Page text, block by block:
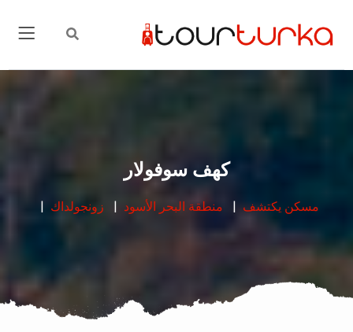
كهف سوفولار
مسكن يكتشف منطقة البحر الأسود زونجولداك